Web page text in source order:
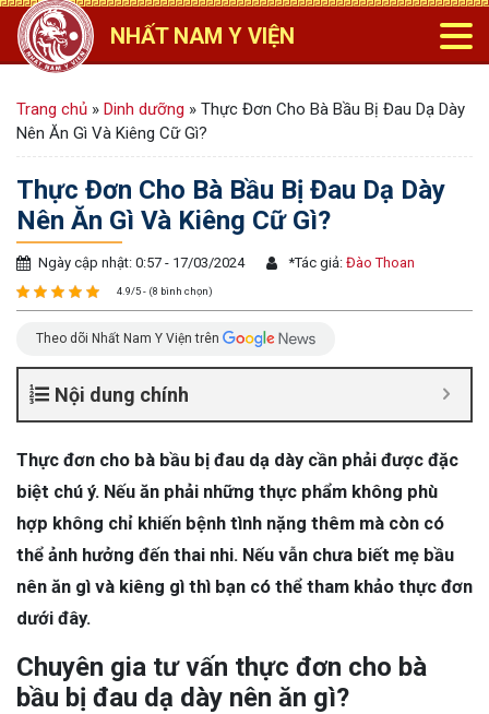
NHẤT NAM Y VIỆN
Trang chủ » Dinh dưỡng » Thực Đơn Cho Bà Bầu Bị Đau Dạ Dày
Nên Ăn Gì Và Kiêng Cữ Gì?
Thực Đơn Cho Bà Bầu Bị Đau Dạ Dày
Nên Ăn Gì Và Kiêng Cữ Gì?
Ngày cập nhật: 0:57 - 17/03/2024 *Tác giả: Đào Thoan
4.9/5 - (8 bình chọn)
Theo dõi Nhất Nam Y Viện trên
Nội dung chính
Thực đơn cho bà bầu bị đau dạ dày cần phải được đặc
biệt chú ý. Nếu ăn phải những thực phẩm không phù
hợp không chỉ khiến bệnh tình nặng thêm mà còn có
thể ảnh hưởng đến thai nhi. Nếu vẫn chưa biết mẹ bầu
nên ăn gì và kiêng gì thì bạn có thể tham khảo thực đơn
dưới đây.
Chuyên gia tư vấn thực đơn cho bà
bầu bị đau dạ dày nên ăn gì?